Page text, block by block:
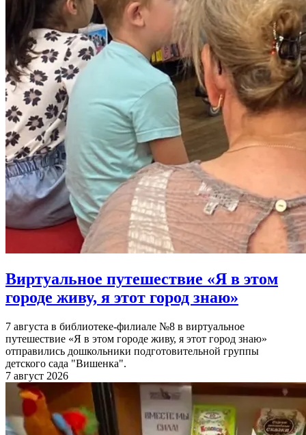
Виртуальное путешествие «Я в этом
городе живу, я этот город знаю»
7 августа в библиотеке-филиале №8 в виртуальное
путешествие «Я в этом городе живу, я этот город знаю»
отправились дошкольники подготовительной группы
детского сада "Вишенка".
7 август 2026